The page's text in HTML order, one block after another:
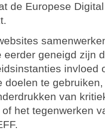
de Europese
eerder geneigd zijn
invloed
doelen te
van
het tegenwerken